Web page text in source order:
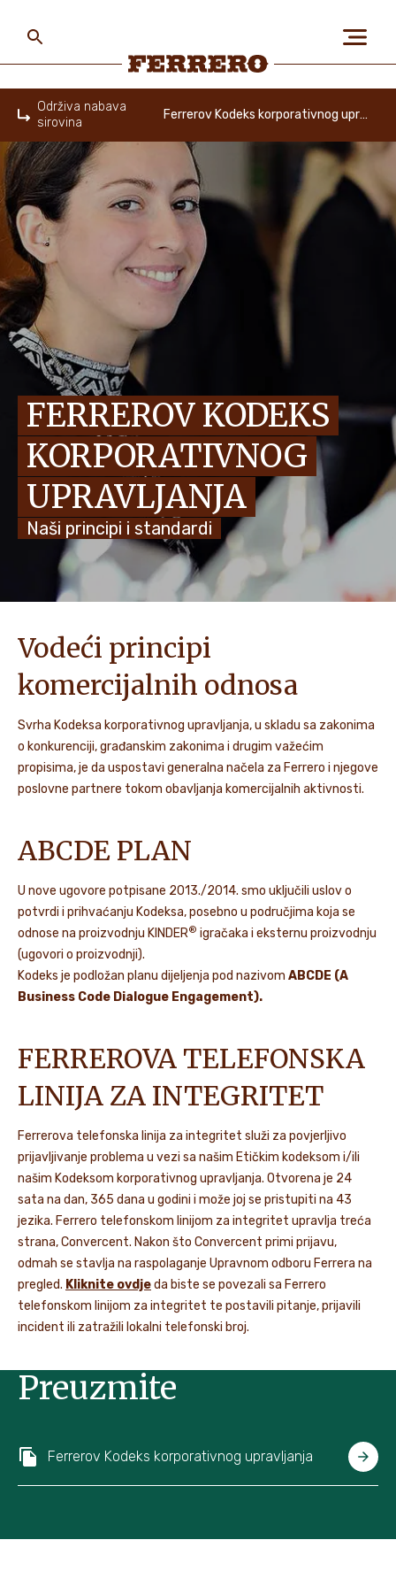
O NAMA
LJUDI I PLANET
NAŠI BRENDOVI
KARIJERE
VIJESTI I PRIČE
main
content
Home
Održiva nabava
sirovina
Ferrerov Kodeks korporativnog upravljanja
FERREROV KODEKS
KORPORATIVNOG
UPRAVLJANJA
Naši principi i standardi
Vodeći principi
komercijalnih odnosa
Svrha Kodeksa korporativnog upravljanja, u skladu sa zakonima
o konkurenciji, građanskim zakonima i drugim važećim
propisima, je da uspostavi generalna načela za Ferrero i njegove
poslovne partnere tokom obavljanja komercijalnih aktivnosti.
ABCDE PLAN
U nove ugovore potpisane 2013./2014. smo uključili uslov o
potvrdi i prihvaćanju Kodeksa, posebno u područjima koja se
odnose na proizvodnju KINDER® igračaka i eksternu proizvodnju
(ugovori o proizvodnji).
Kodeks je podložan planu dijeljenja pod nazivom ABCDE (A
Business Code Dialogue Engagement).
FERREROVA TELEFONSKA
LINIJA ZA INTEGRITET
Ferrerova telefonska linija za integritet služi za povjerljivo
prijavljivanje problema u vezi sa našim Etičkim kodeksom i/ili
našim Kodeksom korporativnog upravljanja. Otvorena je 24
sata na dan, 365 dana u godini i može joj se pristupiti na 43
jezika. Ferrero telefonskom linijom za integritet upravlja treća
strana, Convercent. Nakon što Convercent primi prijavu,
odmah se stavlja na raspolaganje Upravnom odboru Ferrera na
pregled. Kliknite ovdjeda biste se povezali sa Ferrero
telefonskom linijom za integritet te postavili pitanje, prijavili
incident ili zatražili lokalni telefonski broj.
Preuzmite
Ferrerov Kodeks korporativnog upravljanja